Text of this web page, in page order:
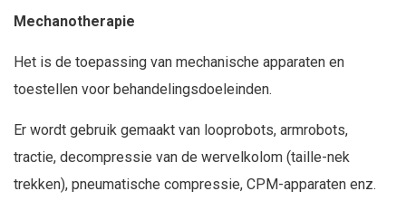
Mechanotherapie
Het is de toepassing van mechanische apparaten en
toestellen voor behandelingsdoeleinden.
Er wordt gebruik gemaakt van looprobots, armrobots,
tractie, decompressie van de wervelkolom (taille-nek
trekken), pneumatische compressie, CPM-apparaten enz.